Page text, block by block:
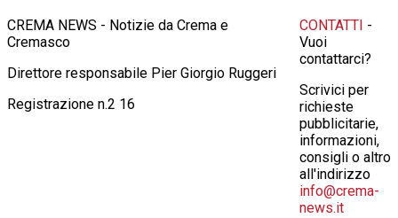
CREMA NEWS - Notizie da Crema e
Cremasco
Direttore responsabile Pier Giorgio Ruggeri
Registrazione n.2 16
CONTATTI -
Vuoi
contattarci?
Scrivici per
richieste
pubblicitarie,
informazioni,
consigli o altro
all'indirizzo
info@crema-
news.it